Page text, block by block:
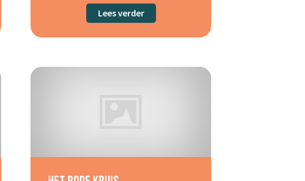
Lees verderabout Stichting Timon, woongroep